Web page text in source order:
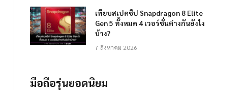
เทียบสเปคชิป Snapdragon 8 Elite
Gen 5 ทั้งหมด 4 เวอร์ชั่นต่างกันยังไง
บ้าง?
7 สิงหาคม 2026
มือถือรุ่นยอดนิยม